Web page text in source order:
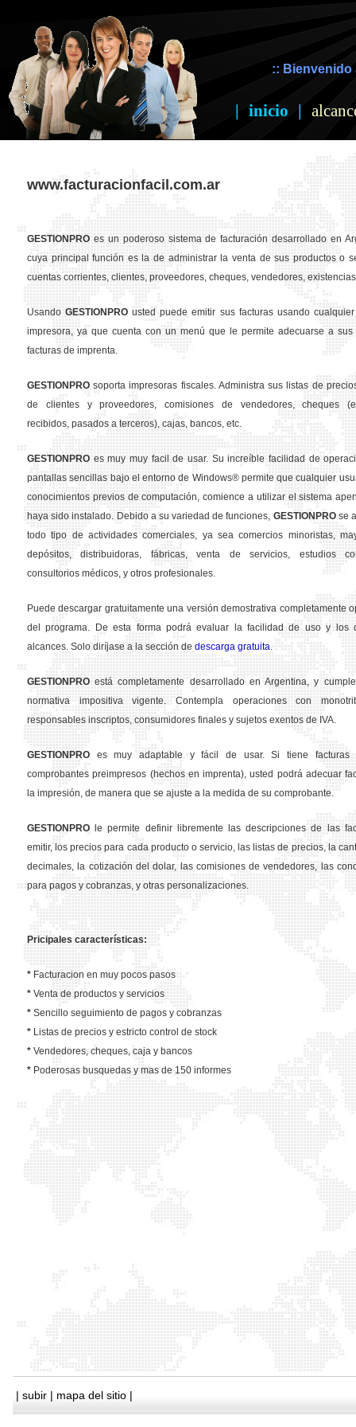
:: Bienvenido
| inicio |
www.facturacionfacil.com.ar
GESTION PRO es un poderoso sistema de facturación desarrollado en
cuya principal función es la de administrar la venta de sus productos o
cuentas corrientes, clientes, proveedores, cheques, vendedores,
Usando GESTION PRO usted puede emitir sus facturas usando
impresora, ya que cuenta con un menú que le permite adecuarse a sus
facturas de imprenta.
GESTION PRO soporta impresoras fiscales. Administra sus listas de
de clientes y proveedores, comisiones de vendedores, cheques
recibidos, pasados a terceros), cajas, bancos, etc.
GESTION PRO es muy muy facil de usar. Su increíble facilidad de
pantallas sencillas bajo el entorno de Windows® permite que cualquier
conocimientos previos de computación, comience a utilizar el sistema
haya sido instalado. Debido a su variedad de funciones, GESTION PROse
todo tipo de actividades comerciales, ya sea comercios minoristas,
depósitos, distribuidoras, fábricas, venta de servicios, estudios
consultorios médicos, y otros profesionales.
Puede descargar gratuitamente una versión demostrativa completamente
del programa. De esta forma podrá evaluar la facilidad de uso y los
alcances. Solo diríjase a la sección de descarga gratuita.
GESTION PRO está completamente desarrollado en Argentina, y
normativa impositiva vigente. Contempla operaciones con
responsables inscriptos, consumidores finales y sujetos exentos de IVA.
GESTION PRO es muy adaptable y fácil de usar. Si tiene facturas
comprobantes preimpresos (hechos en imprenta), usted podrá adecuar
la impresión, de manera que se ajuste a la medida de su comprobante.
GESTION PRO le permite definir libremente las descripciones de las
emitir, los precios para cada producto o servicio, las listas de precios, la
decimales, la cotización del dolar, las comisiones de vendedores, las
para pagos y cobranzas, y otras personalizaciones.
Pricipales características:
* Facturacion en muy pocos pasos
* Venta de productos y servicios
* Sencillo seguimiento de pagos y cobranzas
* Listas de precios y estricto control de stock
* Vendedores, cheques, caja y bancos
* Poderosas busquedas y mas de 150 informes
| subir | mapa del sitio |